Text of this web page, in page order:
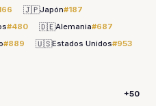
🇯🇵Japón#187
#480 🇩🇪Alemania#687
#889 🇺🇸Estados Unidos#953
+50